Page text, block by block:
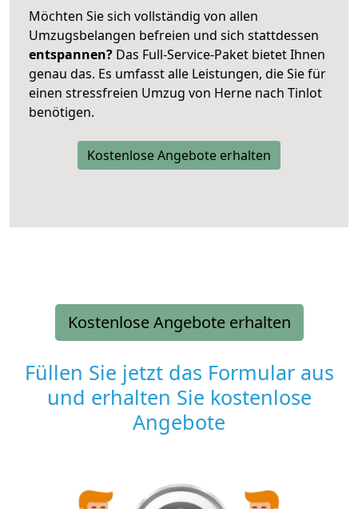
Möchten Sie sich vollständig von allen
Umzugsbelangen befreien und sich stattdessen
entspannen? Das Full-Service-Paket bietet Ihnen
genau das. Es umfasst alle Leistungen, die Sie für
einen stressfreien Umzug von Herne nach Tinlot
benötigen.
Kostenlose Angebote erhalten
Kostenlose Angebote erhalten
Füllen Sie jetzt das Formular aus
und erhalten Sie kostenlose
Angebote